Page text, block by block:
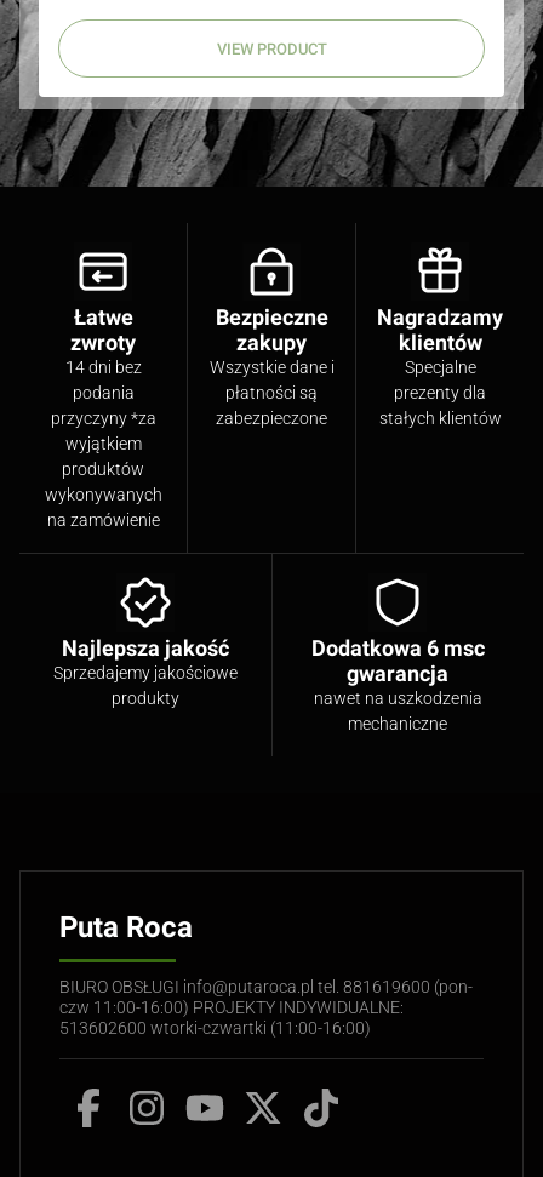
VIEW PRODUCT
Łatwe
zwroty
14 dni bez
podania
przyczyny *za
wyjątkiem
produktów
wykonywanych
na zamówienie
Bezpieczne
zakupy
Wszystkie dane i
płatności są
zabezpieczone
Nagradzamy
klientów
Specjalne
prezenty dla
stałych klientów
Najlepsza jakość
Sprzedajemy jakościowe
produkty
Dodatkowa 6 msc
gwarancja
nawet na uszkodzenia
mechaniczne
Puta Roca
BIURO OBSŁUGI info@putaroca.pl tel. 881619600 (pon-
czw 11:00-16:00) PROJEKTY INDYWIDUALNE:
513602600 wtorki-czwartki (11:00-16:00)